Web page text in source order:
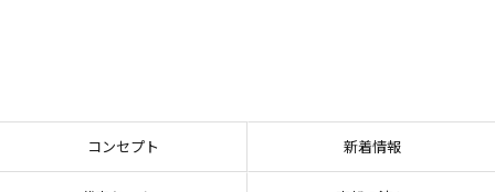
コンセプト 新着情報